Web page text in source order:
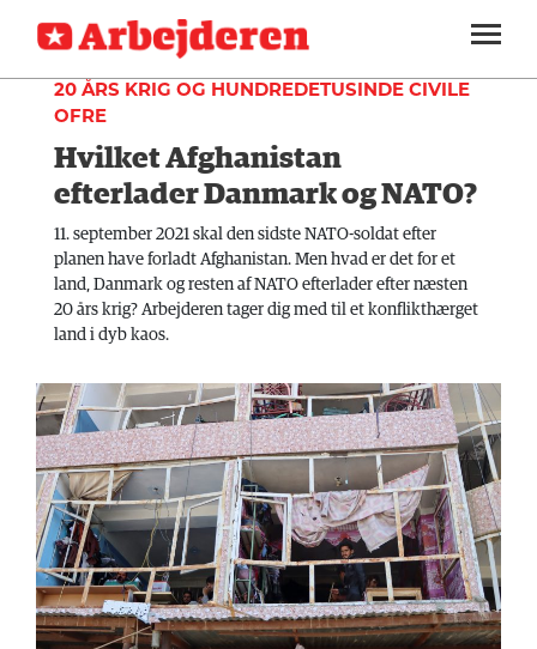
SEKTIONER
MENER
FAGLIGT
INDLAND
UDLAND
KALENDER
BLOGS
DEBAT
LÆSER
TIL
LÆSER
SOUNDCLOUD
ABONNER
LOG IND
20 ÅRS KRIG OG HUNDREDETUSINDE CIVILE
OFRE
Hvilket Afghanistan
efterlader Danmark og NATO?
11. september 2021 skal den sidste NATO-soldat efter
planen have forladt Afghanistan. Men hvad er det for et
land, Danmark og resten af NATO efterlader efter næsten
20 års krig? Arbejderen tager dig med til et konflikthærget
land i dyb kaos.